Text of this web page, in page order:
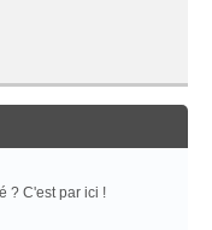
? C'est par ici !